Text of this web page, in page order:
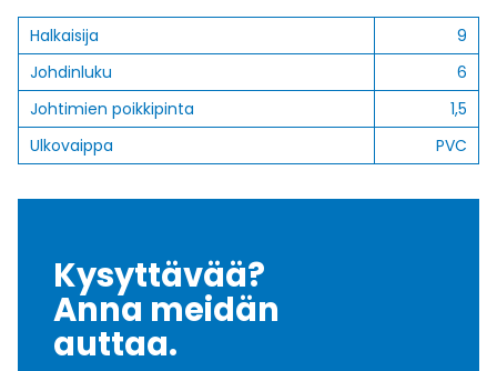
Halkaisija
9
Johdinluku
6
Johtimien poikkipinta
1,5
Ulkovaippa
PVC
Kysyttävää?
Anna meidän
auttaa.